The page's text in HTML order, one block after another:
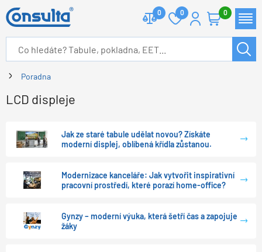
0 0 0
Poradna
LCD displeje
Jak ze staré tabule udělat novou? Získáte
moderní displej, oblíbená křídla zůstanou.
Modernizace kanceláře: Jak vytvořit inspirativní
pracovní prostředí, které porazí home-office?
Gynzy – moderní výuka, která šetří čas a zapojuje
žáky